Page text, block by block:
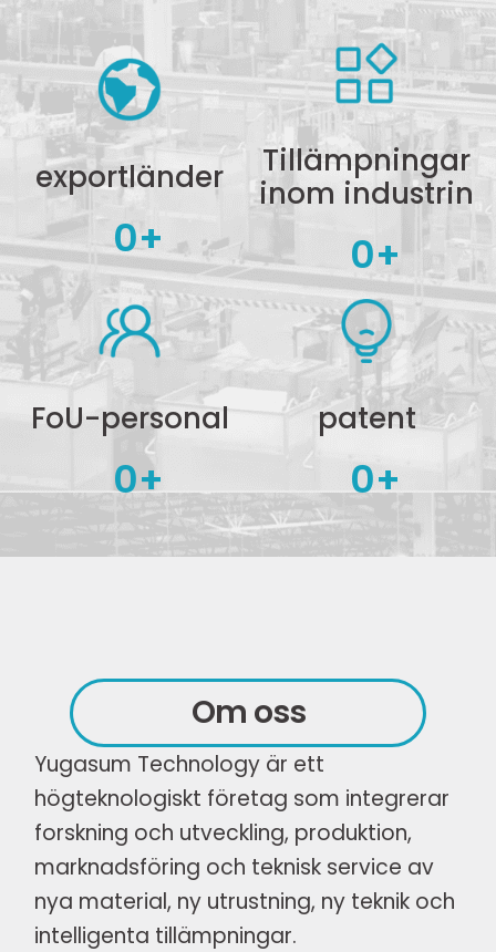
exportländer
0+
Tillämpningar
inom industrin
0+
FoU-personal
0+
patent
0+
Om oss
Yugasum Technology är ett
högteknologiskt företag som integrerar
forskning och utveckling, produktion,
marknadsföring och teknisk service av
nya material, ny utrustning, ny teknik och
intelligenta tillämpningar.